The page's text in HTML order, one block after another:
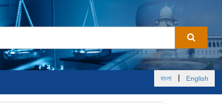
বাংলা English